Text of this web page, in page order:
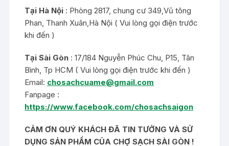
Tại Hà Nội : Phòng 2817, chung cư 349,Vũ tông
Phan, Thanh Xuân,Hà Nội ( Vui lòng gọi điện trước
khi đến )
Tại Sài Gòn : 17/184 Nguyễn Phúc Chu, P15, Tân
Bình, Tp HCM ( Vui lòng gọi điện trước khi đến )
Email: chosachcuame@gmail.com
Fanpage :
https://www.facebook.com/chosachsaigon
CẢM ƠN QUÝ KHÁCH ĐÃ TIN TƯỞNG VÀ SỬ
DỤNG SẢN PHẨM CỦA CHỢ SẠCH SÀI GÒN !